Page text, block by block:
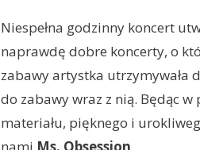
Niespełna godzinny koncert
naprawdę dobre koncerty, o
zabawy artystka utrzymywała
do zabawy wraz z nią. Będąc
materiału, pięknego i